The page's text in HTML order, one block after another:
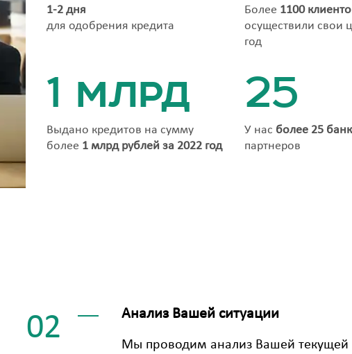
1-2 дня
для одобрения кредита
Более 1100
осуществили свои
год
1 млрд
Выдано кредитов на сумму
более 1 млрд рублей за 2022 год
25
У нас более 25
партнеров
02 Анализ Вашей ситуации
Мы проводим анализ Вашей текущей